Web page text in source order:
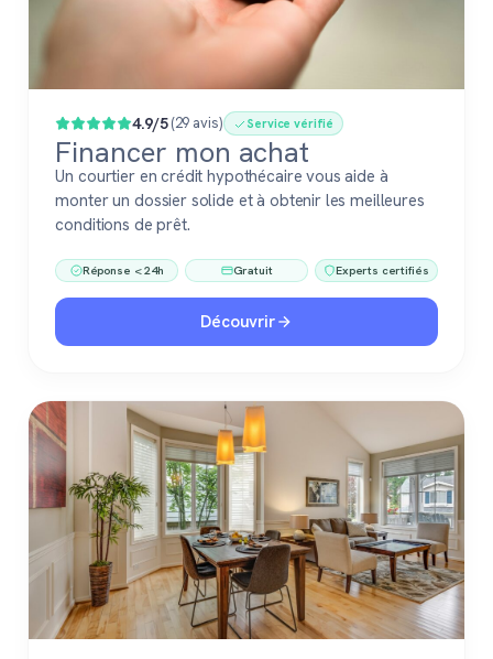
4.9/5(29 avis) Service vérifié
Financer mon achat
Un courtier en crédit hypothécaire vous aide à
monter un dossier solide et à obtenir les meilleures
conditions de prêt.
Réponse < 24h Gratuit Experts certifiés
Découvrir